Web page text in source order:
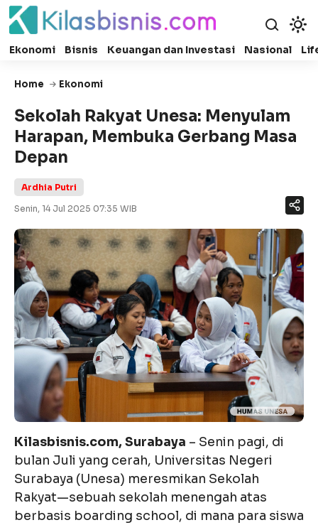
Ekonomi Bisnis Keuangan dan Investasi Nasional
Home Ekonomi
Sekolah Rakyat Unesa: Menyulam
Harapan, Membuka Gerbang Masa
Depan
Ardhia Putri
Senin, 14 Jul 2025 07:35 WIB
Kilasbisnis.com, Surabaya – Senin pagi, di
bulan Juli yang cerah, Universitas Negeri
Surabaya (Unesa) meresmikan Sekolah
Rakyat—sebuah sekolah menengah atas
berbasis boarding school, di mana para siswa